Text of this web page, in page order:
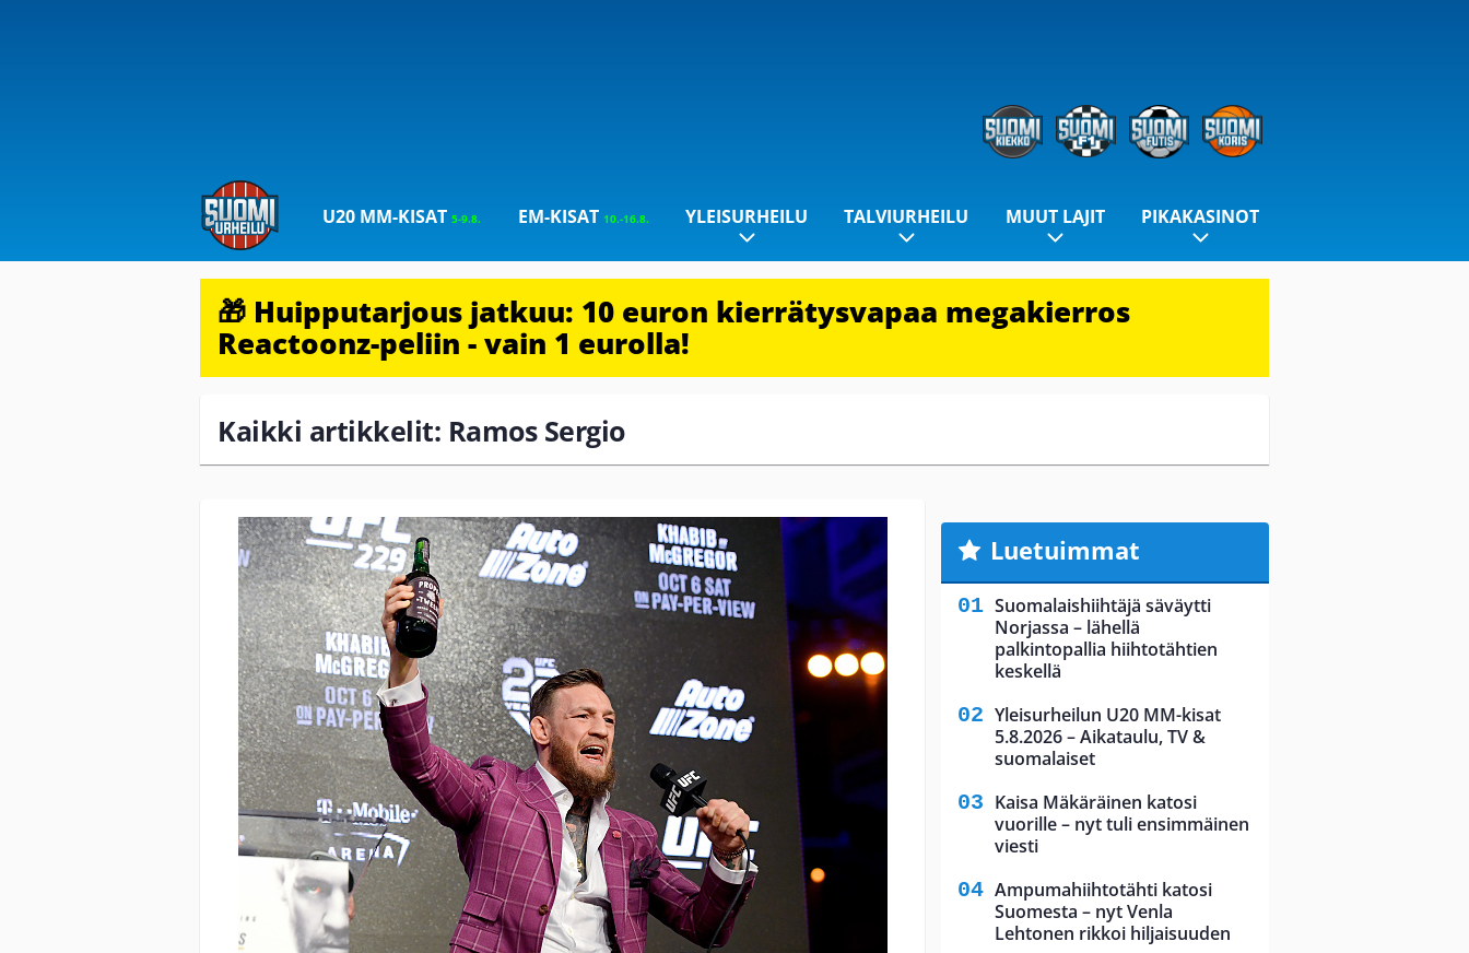
U20 MM-KISAT5-9.8. EM-KISAT 10.-16.8. YLEISURHEILU TALVIURHEILU MUUT LAJIT PIKAKASINOT
🎁 Huipputarjous jatkuu: 10 euron kierrätysvapaa megakierros
Reactoonz-peliin - vain 1 eurolla!
Kaikki artikkelit: Ramos Sergio
Luetuimmat
Suomalaishiihtäjä säväytti
Norjassa – lähellä
palkintopallia hiihtotähtien
keskellä
Yleisurheilun U20 MM-kisat
5.8.2026 – Aikataulu, TV &
suomalaiset
Kaisa Mäkäräinen katosi
vuorille – nyt tuli ensimmäinen
viesti
Ampumahiihtotähti katosi
Suomesta – nyt Venla
Lehtonen rikkoi hiljaisuuden